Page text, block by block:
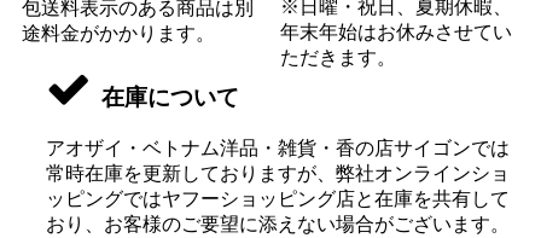
包送料表示のある商品は別
途料金がかかります。
※日曜・祝日、夏期休暇、
年末年始はお休みさせてい
ただきます。
在庫について
アオザイ・ベトナム洋品・雑貨・香の店サイゴンでは
常時在庫を更新しておりますが、弊社オンラインショ
ッピングではヤフーショッピング店と在庫を共有して
おり、お客様のご要望に添えない場合がございます。